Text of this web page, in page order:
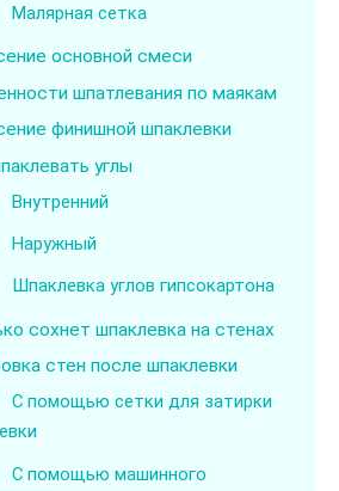
Малярная сетка
основной смеси
шпатлевания по маякам
финишной шпаклевки
углы
Внутренний
Наружный
Шпаклевка углов гипсокартона
сохнет шпаклевка на стенах
стен после шпаклевки
С помощью сетки для затирки
С помощью машинного